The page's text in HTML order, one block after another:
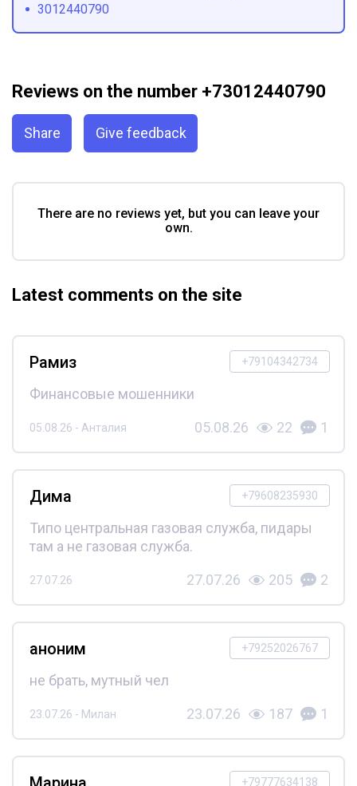
3012440790
Reviews on the number +73012440790
Share Give feedback
There are no reviews yet, but you can leave your
own.
Latest comments on the site
+79104342734
Рамиз
Финансовые мошенники
05.08.26 - Анталия 05.08.26 22 1
+79608235930
Дима
Типо центральная газовая служба, пидары
там а не газовая служба.
27.07.26 27.07.26 205 2
+79252026767
аноним
не брать, мутный чел
23.07.26 - Милан 23.07.26 187 1
+79777634138